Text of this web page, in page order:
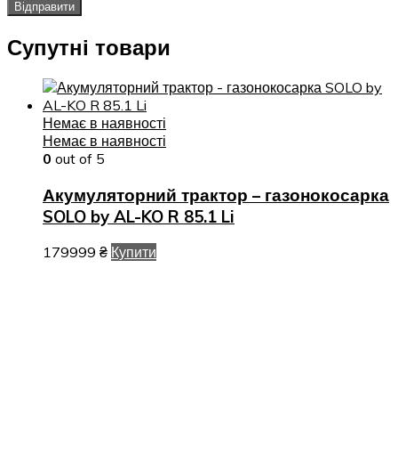
Супутні товари
Немає в наявності
Немає в наявності
0 out of 5
Акумуляторний трактор – газонокосарка
SOLO by AL-KO R 85.1 Li
179999 ₴ Купити